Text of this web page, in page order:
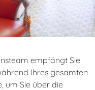
empfängt Sie
Ihres gesamten
um Sie über die